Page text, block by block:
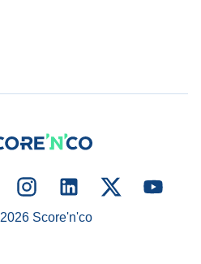
2026Score'n'co